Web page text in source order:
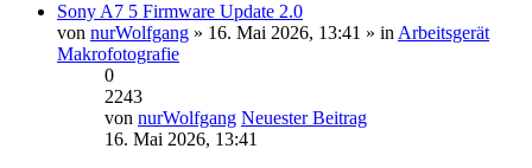
Sony A7 5 Firmware Update 2.0
von nurWolfgang » 16. Mai 2026, 13:41 » in Arbeitsgerät
Makrofotografie
0
2243
von nurWolfgang Neuester Beitrag
16. Mai 2026, 13:41